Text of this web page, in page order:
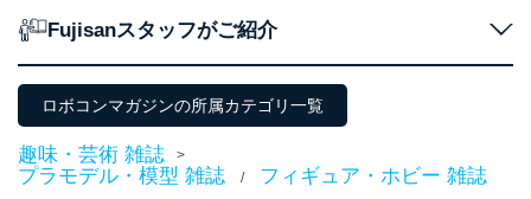
Fujisanスタッフがご紹介
ロボコンマガジンの所属カテゴリ一覧
趣味・芸術 雑誌 >
プラモデル・模型 雑誌 / フィギュア・ホビー 雑誌